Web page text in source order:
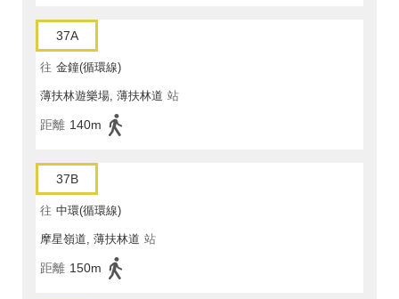
37A
往 金鐘(循環線)
薄扶林遊樂場, 薄扶林道 站
距離 140m
37B
往 中環(循環線)
摩星嶺道, 薄扶林道 站
距離 150m